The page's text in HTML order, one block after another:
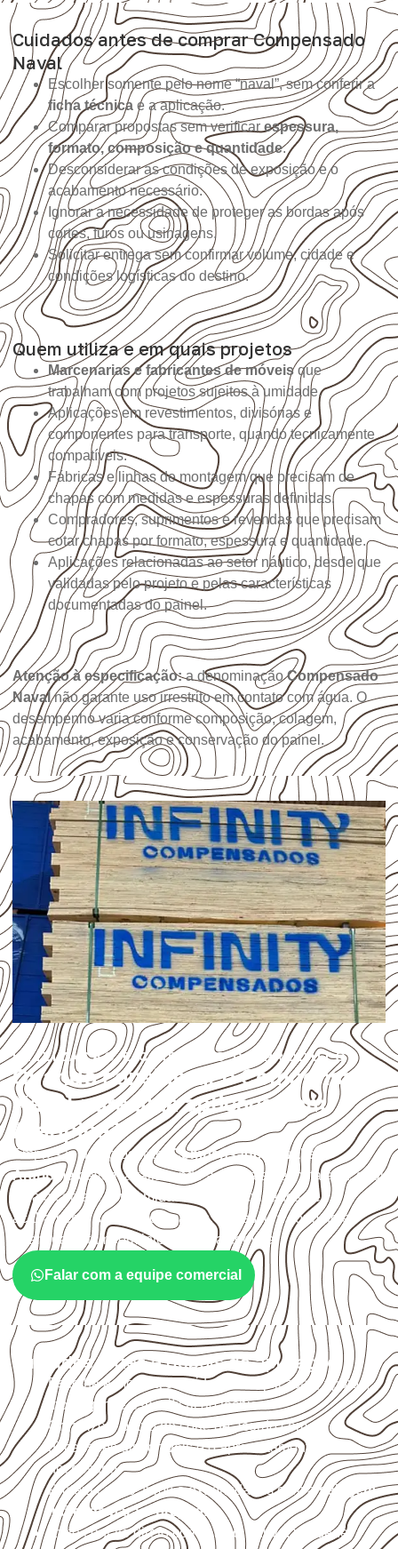
Cuidados antes de comprar Compensado
Naval
Escolher somente pelo nome “naval”, sem conferir a
ficha técnica e a aplicação.
Comparar propostas sem verificar espessura,
formato, composição e quantidade.
Desconsiderar as condições de exposição e o
acabamento necessário.
Ignorar a necessidade de proteger as bordas após
cortes, furos ou usinagens.
Solicitar entrega sem confirmar volume, cidade e
condições logísticas do destino.
Quem utiliza e em quais projetos
Marcenarias e fabricantes de móveisque
trabalham com projetos sujeitos à umidade.
Aplicações em revestimentos, divisórias e
componentes para transporte, quando tecnicamente
compatíveis.
Fábricas e linhas de montagem que precisam de
chapas com medidas e espessuras definidas.
Compradores, suprimentos e revendas que precisam
cotar chapas por formato, espessura e quantidade.
Aplicações relacionadas ao setor náutico, desde que
validadas pelo projeto e pelas características
documentadas do painel.
Atenção à especificação:a denominaçãoCompensado
Navalnão garante uso irrestrito em contato com água. O
desempenho varia conforme composição, colagem,
acabamento, exposição e conservação do painel.
UTILIZAÇÃO E CUIDADOS DO PRODUTO
Quando considerar o Compensado
Naval para uma aplicação em
Araripina?
Empresas que procuram
Compensado Naval em
Araripina devem avaliar onde a chapa será instalada, qual
será o contato com umidade e quais cuidados de
acabamento serão necessários. Espessura, formato e
quantidade também interferem na compra.
Falar com a equipe comercial
Cuidados antes e depois da aplicação
Escolha a medida considerando aplicação, apoios,
montagem e especificação técnica.
Organize o plano de corte de acordo com as
dimensões disponíveis e o aproveitamento
necessário.
Proteja cortes, furos e extremidades com aselagem
indicada para o projeto.
Evite contato direto com o solo, chuva, umidade